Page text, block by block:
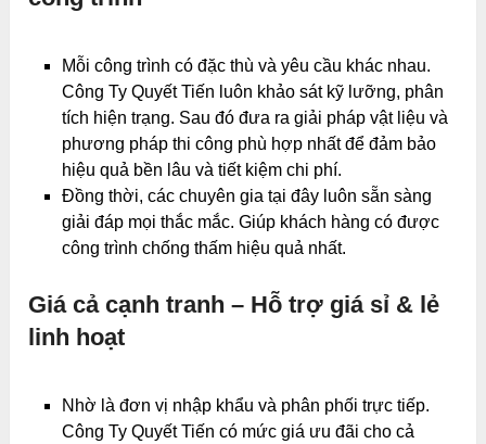
Mỗi công trình có đặc thù và yêu cầu khác nhau.
Công Ty Quyết Tiến luôn khảo sát kỹ lưỡng, phân
tích hiện trạng. Sau đó đưa ra giải pháp vật liệu và
phương pháp thi công phù hợp nhất để đảm bảo
hiệu quả bền lâu và tiết kiệm chi phí.
Đồng thời, các chuyên gia tại đây luôn sẵn sàng
giải đáp mọi thắc mắc. Giúp khách hàng có được
công trình chống thấm hiệu quả nhất.
Giá cả cạnh tranh – Hỗ trợ giá sỉ & lẻ
linh hoạt
Nhờ là đơn vị nhập khẩu và phân phối trực tiếp.
Công Ty Quyết Tiến có mức giá ưu đãi cho cả